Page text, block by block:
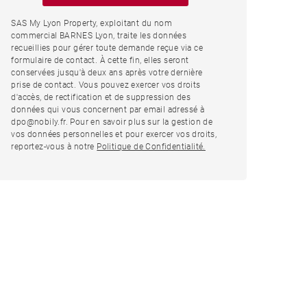
SAS My Lyon Property, exploitant du nom
commercial BARNES Lyon, traite les données
recueillies pour gérer toute demande reçue via ce
formulaire de contact. À cette fin, elles seront
conservées jusqu'à deux ans après votre dernière
prise de contact. Vous pouvez exercer vos droits
d'accès, de rectification et de suppression des
données qui vous concernent par email adressé à
dpo@nobily.fr. Pour en savoir plus sur la gestion de
vos données personnelles et pour exercer vos droits,
reportez-vous à notre Politique de Confidentialité.